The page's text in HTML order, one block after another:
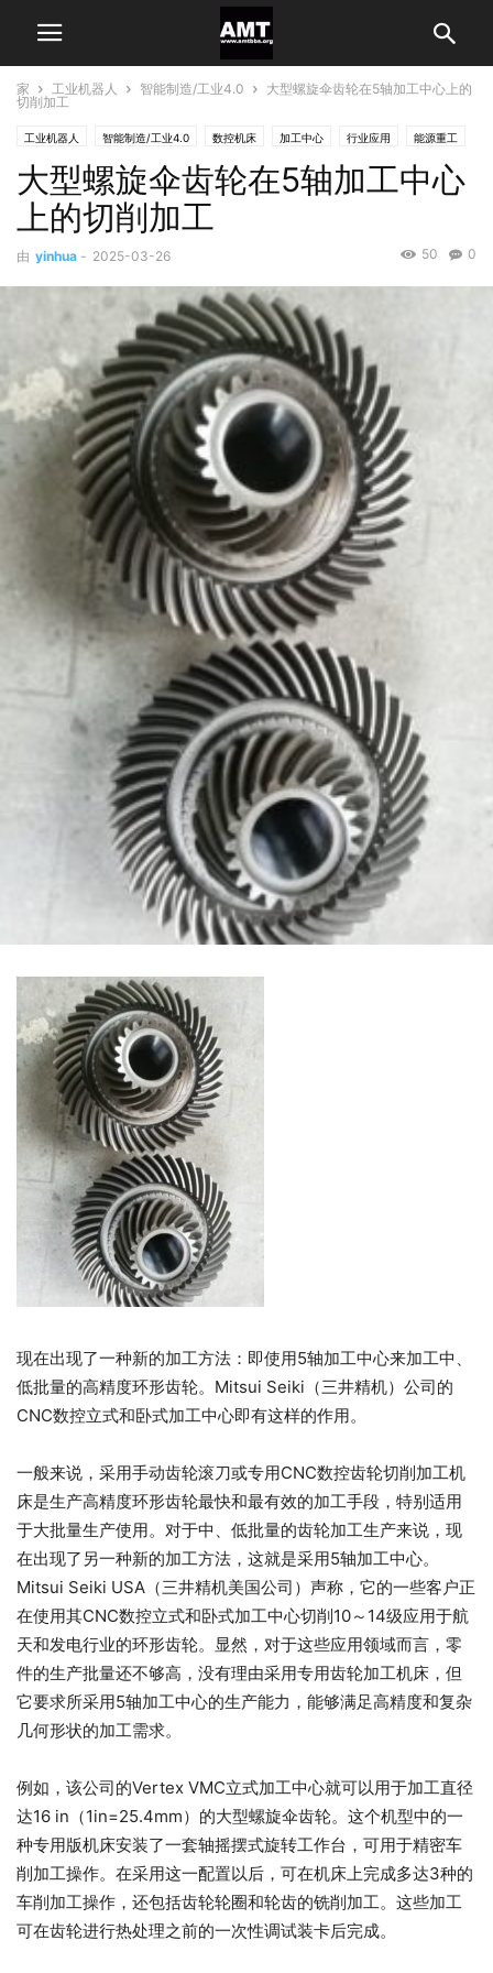
家 工业机器人 智能制造/工业4.0
大型螺旋伞齿轮在5轴加工中心上的
切削加工
工业机器人 智能制造/工业4.0 数控机床 加工中心 行业应用 能源重工
通用机械制造
大型螺旋伞齿轮在5轴加工中心
上的切削加工
由 yinhua - 2025-03-26 0
50
现在出现了一种新的加工方法：即使用5轴加工中心来加工中、
低批量的高精度环形齿轮。Mitsui Seiki（三井精机）公司的
CNC数控立式和卧式加工中心即有这样的作用。
一般来说，采用手动齿轮滚刀或专用CNC数控齿轮切削加工机
床是生产高精度环形齿轮最快和最有效的加工手段，特别适用
于大批量生产使用。对于中、低批量的齿轮加工生产来说，现
在出现了另一种新的加工方法，这就是采用5轴加工中心。
Mitsui Seiki USA（三井精机美国公司）声称，它的一些客户正
在使用其CNC数控立式和卧式加工中心切削10～14级应用于航
天和发电行业的环形齿轮。显然，对于这些应用领域而言，零
件的生产批量还不够高，没有理由采用专用齿轮加工机床，但
它要求所采用5轴加工中心的生产能力，能够满足高精度和复杂
几何形状的加工需求。
例如，该公司的Vertex VMC立式加工中心就可以用于加工直径
达16 in（1in=25.4mm）的大型螺旋伞齿轮。这个机型中的一
种专用版机床安装了一套轴摇摆式旋转工作台，可用于精密车
削加工操作。在采用这一配置以后，可在机床上完成多达3种的
车削加工操作，还包括齿轮轮圈和轮齿的铣削加工。这些加工
可在齿轮进行热处理之前的一次性调试装卡后完成。